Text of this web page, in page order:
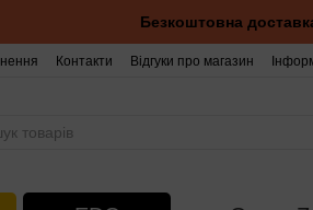
Безкоштовна
Контакти Відгуки про магазин